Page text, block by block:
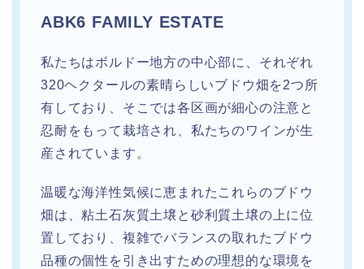
ABK6 FAMILY ESTATE
私たちはボルドー地方の中心部に、それぞれ
320ヘクタールの素晴らしいブドウ畑を2つ所
有しており、そこでは各区画が細心の注意と
忍耐をもって栽培され、私たちのワインが生
産されています。
温暖な海洋性気候に恵まれたこれらのブドウ
畑は、粘土石灰質土壌と砂利質土壌の上に位
置しており、複雑でバランスの取れたブドウ
品種の個性を引き出すための理想的な環境を